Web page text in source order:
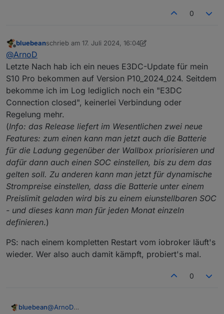
2024-07-09 12:33:39.004	warn
2024-07-09 12:33:39.004	info
2024-07-09 12:33:37.165	warn	Unknown tag:
e3dc-rscp.0
2024-07-09 12:33:35.162	warn	Unknown
e3dc-rscp.0
2024-07-09 12:33:33.196	warn	Unknown tag:
2024-07-09 12:33:31.166	warn	Unknown tag:
javascript.0
2024-07-09 12:33:30.015	warn
javascript.0
2024-07-09 12:33:30.015	info
2024-07-09 12:33:29.167	warn	Unknown tag:
e3dc-rscp.0
0
Offline
bluebeanschrieb am 17. Juli 2024, 16:04
zuletzt editiert von bluebean
@ArnoD
Letzte Nach hab ich ein neues E3DC-Update für mein
S10 Pro bekommen auf Version P10_2024_024. Seitdem
bekomme ich im Log lediglich noch ein "E3DC
Connection closed", keinerlei Verbindung oder
Regelung mehr.
(Info: das Release liefert im Wesentlichen zwei neue
Features: zum einen kann man jetzt auch die Batterie
für die Ladung gegenüber der Wallbox priorisieren und
dafür dann auch einen SOC einstellen, bis zu dem das
gelten soll. Zu anderen kann man jetzt für dynamische
Strompreise einstellen, dass die Batterie unter einem
Preislimit geladen wird bis zu einem eiunstellbaren SOC
- und dieses kann man für jeden Monat einzeln
definieren.)
PS: nach einem kompletten Restart vom iobroker läuft's
wieder. Wer also auch damit kämpft, probiert's mal.
0
bluebean@ArnoD